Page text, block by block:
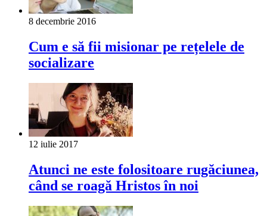
8 decembrie 2016
Cum e să fii misionar pe rețelele de
socializare
12 iulie 2017
Atunci ne este folositoare rugăciunea,
când se roagă Hristos în noi